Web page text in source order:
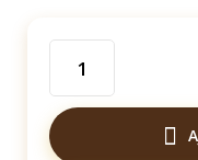
Exofoliant
au